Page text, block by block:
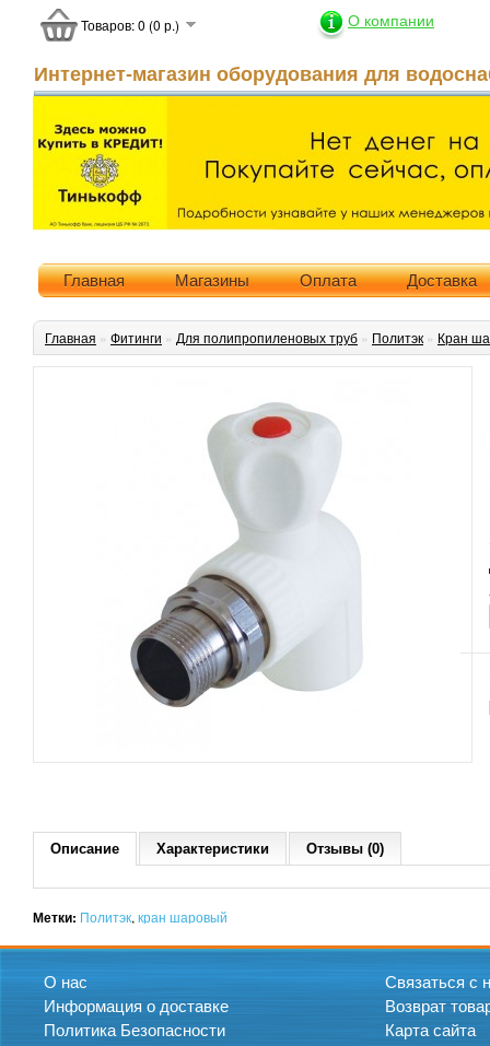
О компании
Интернет-магазин оборудования для
Товаров: 0 (0 р.)
Главная Магазины Оплата Доставка
Главная » Фитинги » Для полипропиленовых труб » Политэк » Кран
Описание Характеристики Отзывы (0)
Метки: Политэк, кран шаровый
О нас
Информация о доставке
Политика Безопасности
Связаться с
Возврат
Карта сайта